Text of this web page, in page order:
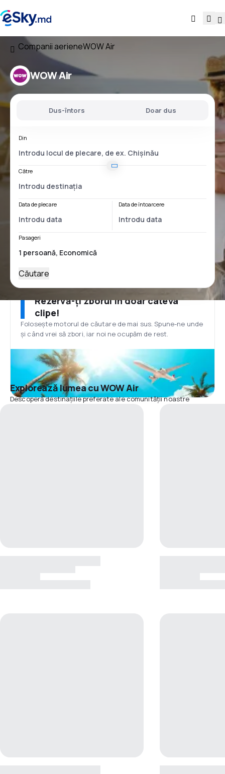
Companii aerieneWOW Air
WOW Air
Dus-întors Doar dus
Din
Către
Data de plecare Data de întoarcere
Pasageri
Căutare
Rezervă-ți zborul în doar câteva
clipe!
Folosește motorul de căutare de mai sus. Spune-ne unde
și când vrei să zbori, iar noi ne ocupăm de rest.
Explorează lumea cu WOW Air
Descoperă destinațiile preferate ale comunității noastre